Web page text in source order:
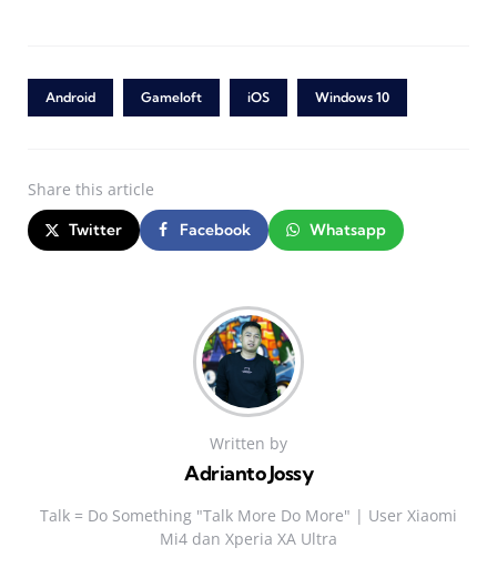
Android Gameloft iOS Windows 10
Share this article
Twitter Facebook Whatsapp
Written by
Adrianto Jossy
Talk = Do Something "Talk More Do More" | User Xiaomi
Mi4 dan Xperia XA Ultra